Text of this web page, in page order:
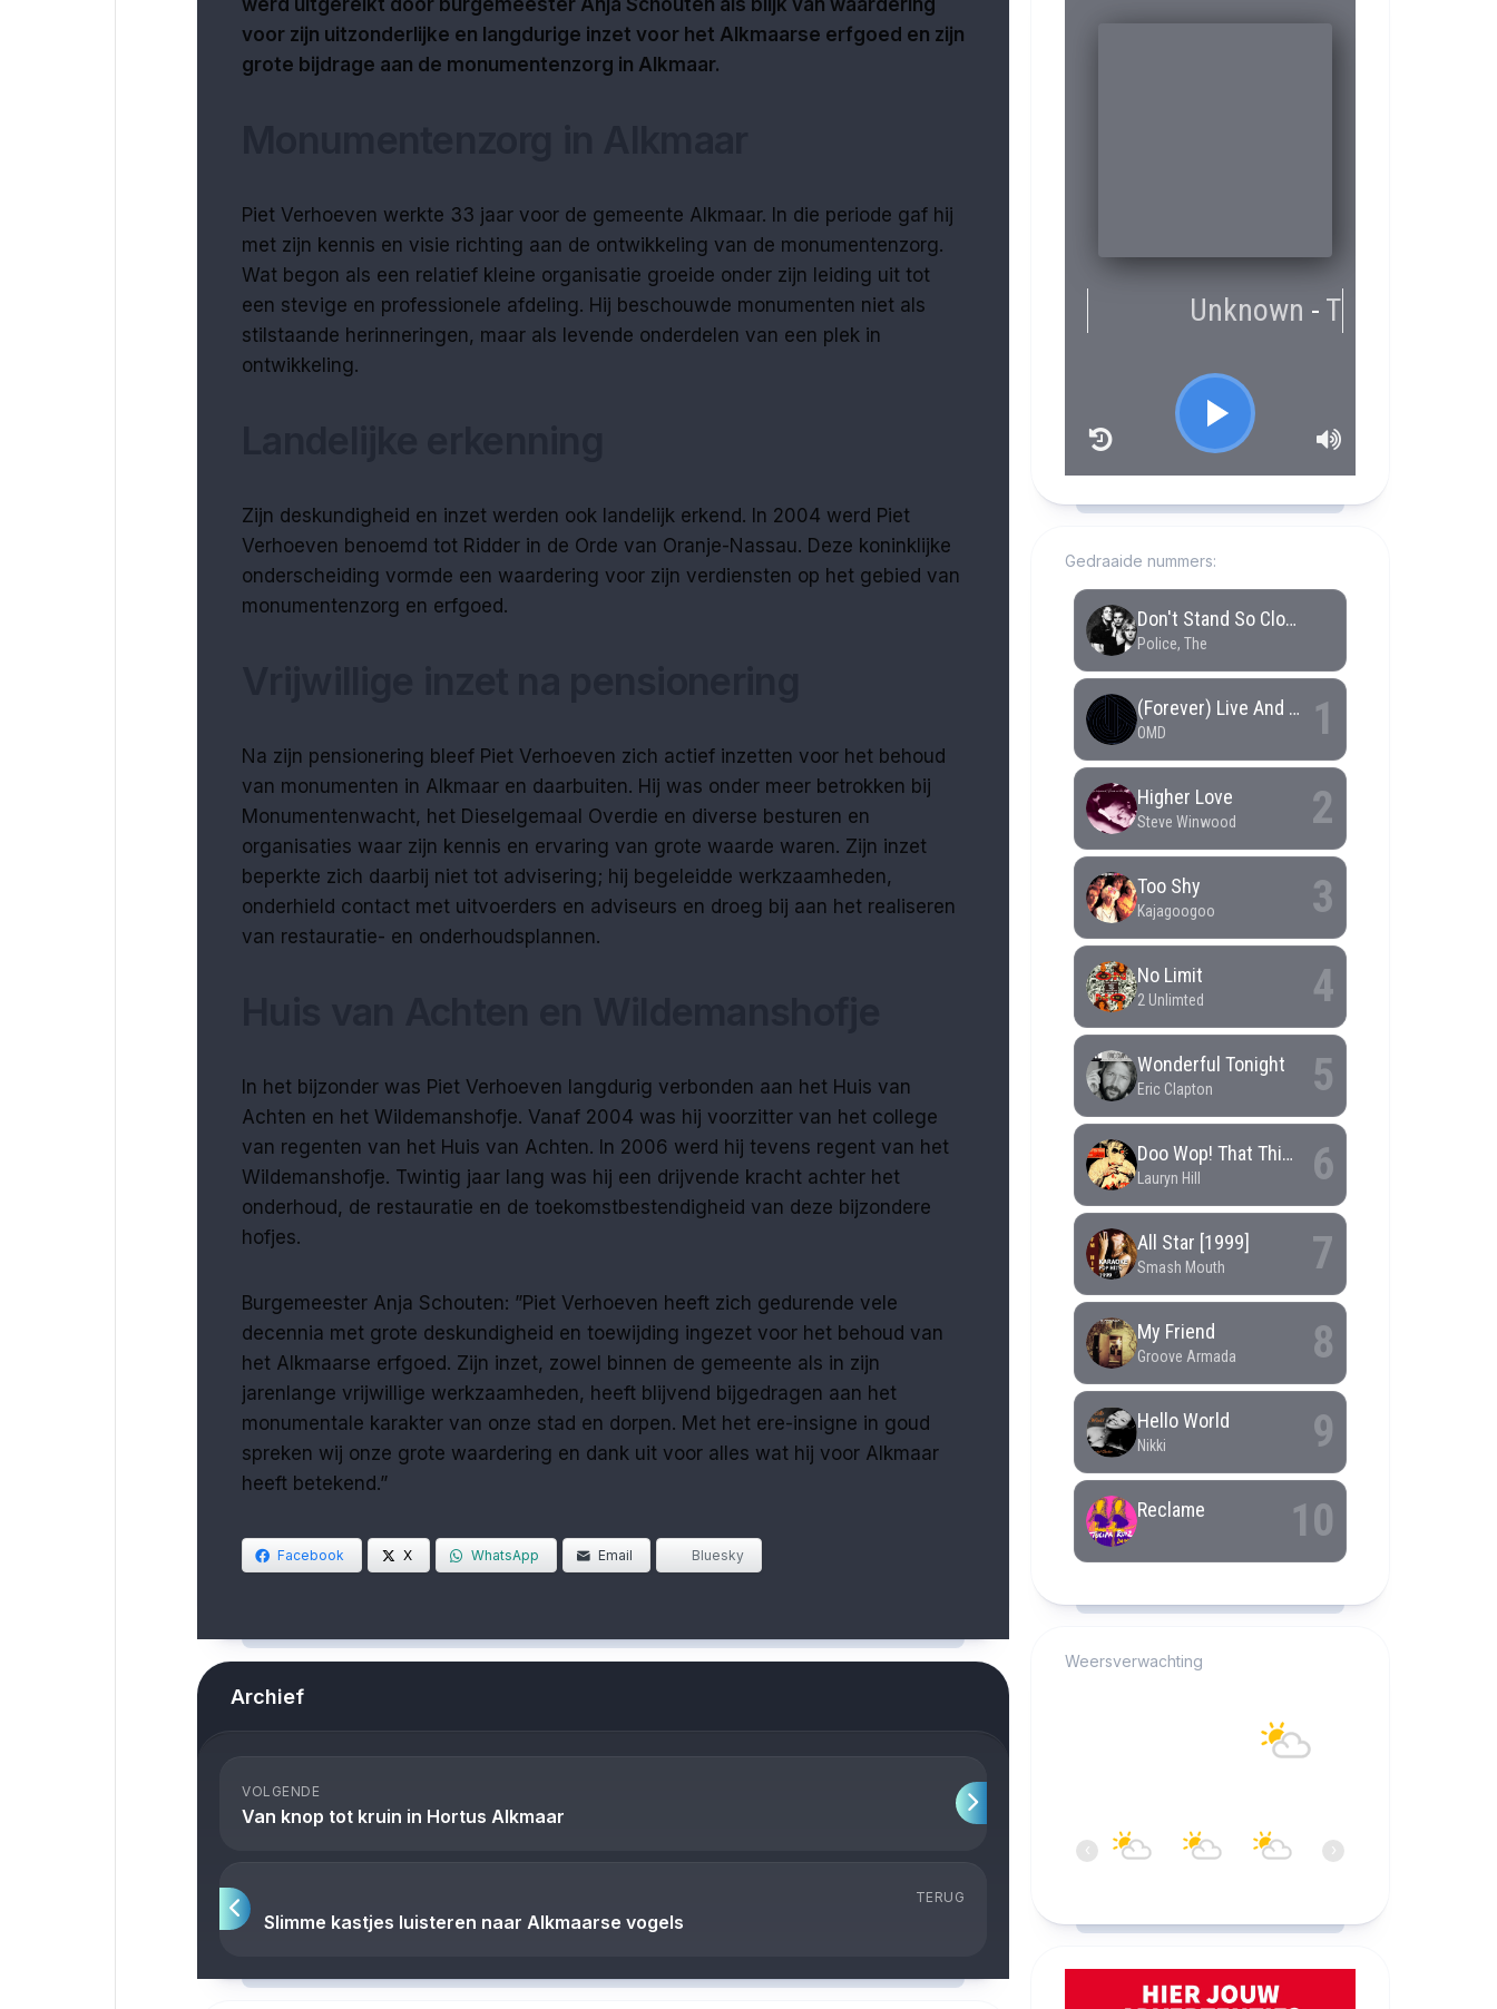
werd uitgereikt door burgemeester Anja Schouten als blijk van waardering
voor zijn uitzonderlijke en langdurige inzet voor het Alkmaarse erfgoed en zijn
grote bijdrage aan de monumentenzorg in Alkmaar.
Piet Verhoeven werkte 33 jaar voor de gemeente Alkmaar. In die periode gaf hij
met zijn kennis en visie richting aan de ontwikkeling van de monumentenzorg.
Wat begon als een relatief kleine organisatie groeide onder zijn leiding uit tot
een stevige en professionele afdeling. Hij beschouwde monumenten niet als
stilstaande herinneringen, maar als levende onderdelen van een plek in
ontwikkeling.
Zijn deskundigheid en inzet werden ook landelijk erkend. In 2004 werd Piet
Verhoeven benoemd tot Ridder in de Orde van Oranje-Nassau. Deze koninklijke
onderscheiding vormde een waardering voor zijn verdiensten op het gebied van
monumentenzorg en erfgoed.
Na zijn pensionering bleef Piet Verhoeven zich actief inzetten voor het behoud
van monumenten in Alkmaar en daarbuiten. Hij was onder meer betrokken bij
Monumentenwacht, het Dieselgemaal Overdie en diverse besturen en
organisaties waar zijn kennis en ervaring van grote waarde waren. Zijn inzet
beperkte zich daarbij niet tot advisering; hij begeleidde werkzaamheden,
onderhield contact met uitvoerders en adviseurs en droeg bij aan het realiseren
van restauratie- en onderhoudsplannen.
In het bijzonder was Piet Verhoeven langdurig verbonden aan het Huis van
Achten en het Wildemanshofje. Vanaf 2004 was hij voorzitter van het college
van regenten van het Huis van Achten. In 2006 werd hij tevens regent van het
Wildemanshofje. Twintig jaar lang was hij een drijvende kracht achter het
onderhoud, de restauratie en de toekomstbestendigheid van deze bijzondere
hofjes.
Burgemeester Anja Schouten: ”Piet Verhoeven heeft zich gedurende vele
decennia met grote deskundigheid en toewijding ingezet voor het behoud van
het Alkmaarse erfgoed. Zijn inzet, zowel binnen de gemeente als in zijn
jarenlange vrijwillige werkzaamheden, heeft blijvend bijgedragen aan het
monumentale karakter van onze stad en dorpen. Met het ere-insigne in goud
spreken wij onze grote waardering en dank uit voor alles wat hij voor Alkmaar
heeft betekend.”
Facebook X WhatsApp Email Bluesky
Archief
VOLGENDE
Van knop tot kruin in Hortus Alkmaar
TERUG
Slimme kastjes luisteren naar Alkmaarse vogels
Gedraaide nummers:
Weersverwachting
‹ ›